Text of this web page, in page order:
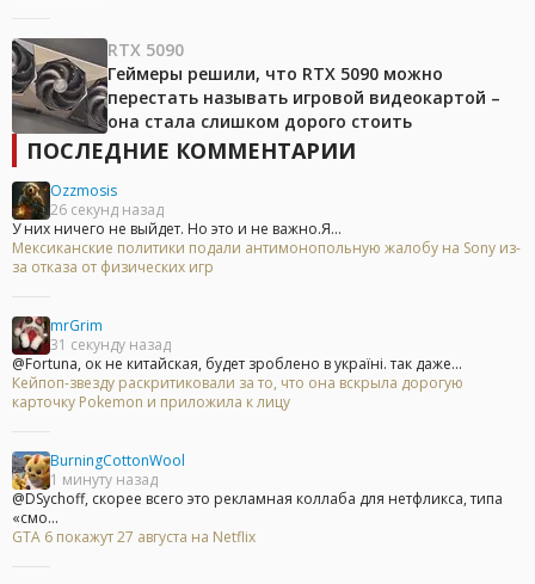
RTX 5090
Геймеры решили, что RTX 5090 можно
перестать называть игровой видеокартой –
она стала слишком дорого стоить
ПОСЛЕДНИЕ КОММЕНТАРИИ
Ozzmosis
26 секунд назад
У них ничего не выйдет. Но это и не важно.Я...
Мексиканские политики подали антимонопольную жалобу на Sony из-
за отказа от физических игр
mrGrim
31 секунду назад
@Fortuna, ок не китайская, будет зроблено в україні. так даже...
Кейпоп-звезду раскритиковали за то, что она вскрыла дорогую
карточку Pokemon и приложила к лицу
BurningCottonWool
1 минуту назад
@DSychoff, скорее всего это рекламная коллаба для нетфликса, типа
«смо...
GTA 6 покажут 27 августа на Netflix